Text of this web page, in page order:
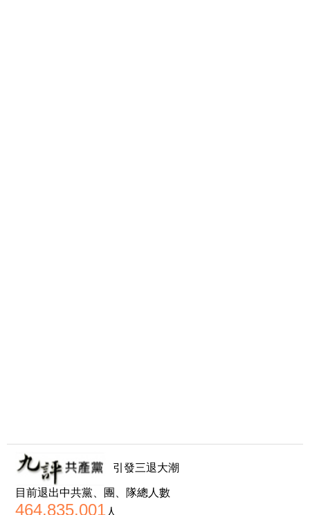
引發三退大潮
目前退出中共黨、團、隊總人數
464,835,001人